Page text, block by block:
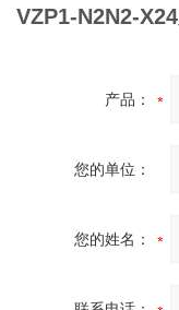
VZP1-N2N2-X24
产品：
您的单位：
您的姓名：